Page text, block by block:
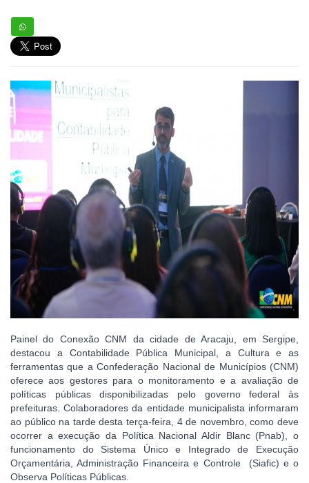
Painel do Conexão CNM da cidade de Aracaju, em Sergipe,
destacou a Contabilidade Pública Municipal, a Cultura e as
ferramentas que a Confederação Nacional de Municípios (CNM)
oferece aos gestores para o monitoramento e a avaliação de
políticas públicas disponibilizadas pelo governo federal às
prefeituras. Colaboradores da entidade municipalista informaram
ao público na tarde desta terça-feira, 4 de novembro, como deve
ocorrer a execução da Política Nacional Aldir Blanc (Pnab), o
funcionamento do Sistema Único e Integrado de Execução
Orçamentária, Administração Financeira e Controle (Siafic) e o
Observa Políticas Públicas.